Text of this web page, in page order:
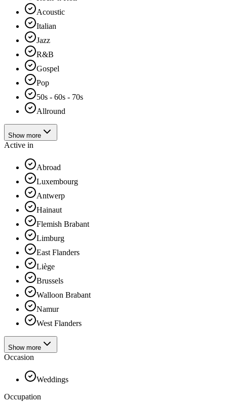
Acoustic
Italian
Jazz
R&B
Gospel
Pop
50s - 60s - 70s
Allround
Show more
Active in
Abroad
Luxembourg
Antwerp
Hainaut
Flemish Brabant
Limburg
East Flanders
Liège
Brussels
Walloon Brabant
Namur
West Flanders
Show more
Occasion
Weddings
Occupation